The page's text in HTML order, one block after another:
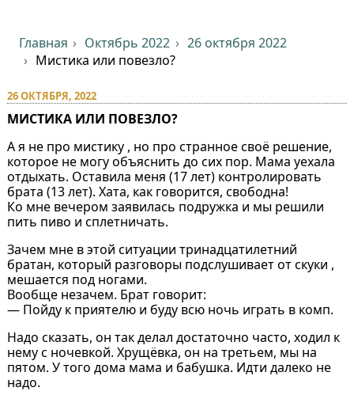
Главная Октябрь 2022
26 октября 2022
Мистика или повезло?
26 ОКТЯБРЯ, 2022
МИСТИКА ИЛИ ПОВЕЗЛО?
А я не про мистику , но про странное своё решение,
которое не могу объяснить до сих пор. Мама уехала
отдыхать. Оставила меня (17 лет) контролировать
брата (13 лет). Хата, как говорится, свободна!
Ко мне вечером заявилась подружка и мы решили
пить пиво и сплетничать.
Зачем мне в этой ситуации тринадцатилетний
братан, который разговоры подслушивает от скуки ,
мешается под ногами.
Вообще незачем. Брат говорит:
— Пойду к приятелю и буду всю ночь играть в комп.
Надо сказать, он так делал достаточно часто, ходил к
нему с ночевкой. Хрущёвка, он на третьем, мы на
пятом. У того дома мама и бабушка. Идти далеко не
надо.